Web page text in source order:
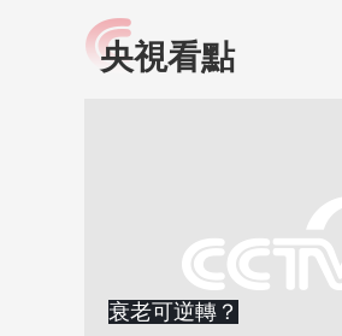
小央視頻
央視看點
衰老可逆轉？